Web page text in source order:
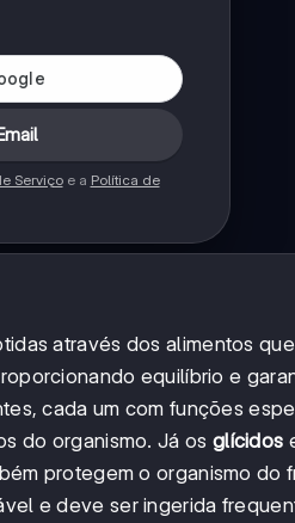
Serviçoe a Política de
através dos alimentos
equilíbrio e
cada um com funções
do organismo. Já os glícidos
protegem o organismo do
e deve ser ingerida